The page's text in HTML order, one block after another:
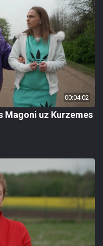
00:04:02
Magoni uz Kurzemes